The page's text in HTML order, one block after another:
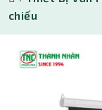
chiếu